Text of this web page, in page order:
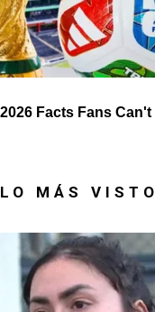
LO MÁS VISTO